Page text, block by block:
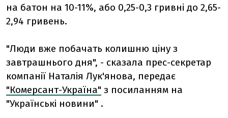
на батон на 10-11%, або 0,25-0,3 гривні до 2,65-
2,94 гривень.
"Люди вже побачать колишню ціну з
завтрашнього дня", - сказала прес-секретар
компанії Наталія Лук'янова, передає
"Комерсант-Україна" з посиланням на
"Українські новини" .